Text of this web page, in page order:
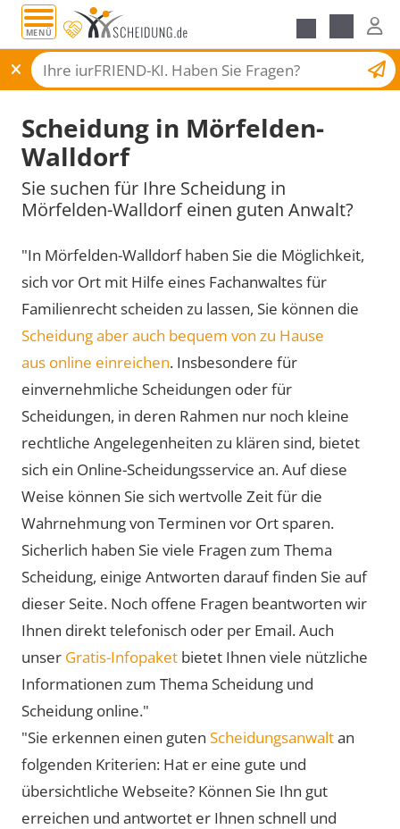
MENÜ
Scheidungsantrag
Scheidung in Mörfelden-
Walldorf
Sie suchen für Ihre Scheidung in
Mörfelden-Walldorf einen guten Anwalt?
"In Mörfelden-Walldorf haben Sie die Möglichkeit,
sich vor Ort mit Hilfe eines Fachanwaltes für
Familienrecht scheiden zu lassen, Sie können die
Scheidung aber auch bequem von zu Hause
aus online einreichen. Insbesondere für
einvernehmliche Scheidungen oder für
Scheidungen, in deren Rahmen nur noch kleine
rechtliche Angelegenheiten zu klären sind, bietet
sich ein Online-Scheidungsservice an. Auf diese
Weise können Sie sich wertvolle Zeit für die
Wahrnehmung von Terminen vor Ort sparen.
Sicherlich haben Sie viele Fragen zum Thema
Scheidung, einige Antworten darauf finden Sie auf
dieser Seite. Noch offene Fragen beantworten wir
Ihnen direkt telefonisch oder per Email. Auch
unser Gratis-Infopaket bietet Ihnen viele nützliche
Informationen zum Thema Scheidung und
Scheidung online."
"Sie erkennen einen guten Scheidungsanwaltan
folgenden Kriterien: Hat er eine gute und
übersichtliche Webseite? Können Sie Ihn gut
erreichen und antwortet er Ihnen schnell und